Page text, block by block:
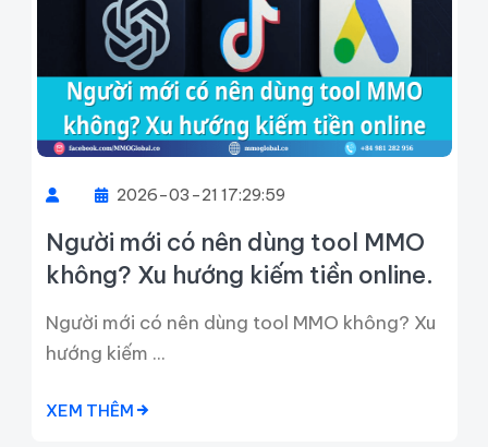
2026-03-21 17:29:59
Người mới có nên dùng tool MMO
không? Xu hướng kiếm tiền online.
Người mới có nên dùng tool MMO không? Xu
hướng kiếm ...
XEM THÊM